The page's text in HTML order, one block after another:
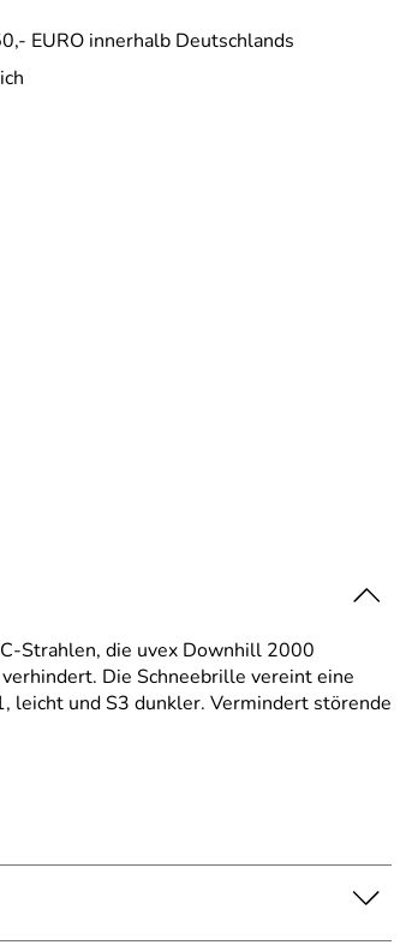
EURO innerhalb Deutschlands
Strahlen, die uvex Downhill 2000
Die Schneebrille vereint eine
leicht und S3 dunkler. Vermindert störende